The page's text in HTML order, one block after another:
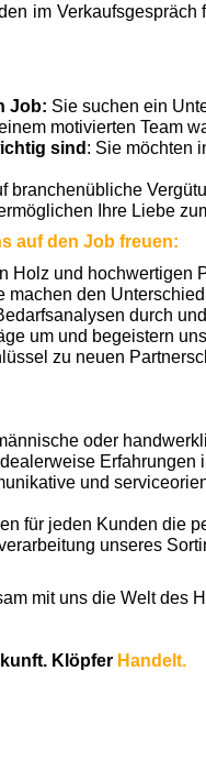
im
Job: Sie suchen ein
motivierten Team
sind : Sie möchten
branchenübliche
Ihre Liebe
auf den Job freuen:
Holz und hochwertigen
machen den
durch
um und begeistern
zu neuen
oder
Erfahrungen
und
für jeden Kunden die
unseres
mit uns die Welt des
Klöpfer Handelt.